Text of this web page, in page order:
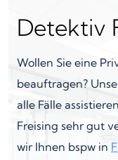
Detektiv
Wollen Sie eine
beauftragen?
alle Fälle
Freising sehr gut
wir Ihnen bspw in